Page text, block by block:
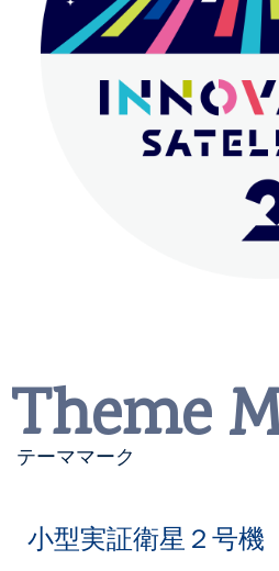
Theme
テーママーク
小型実証衛星２号機